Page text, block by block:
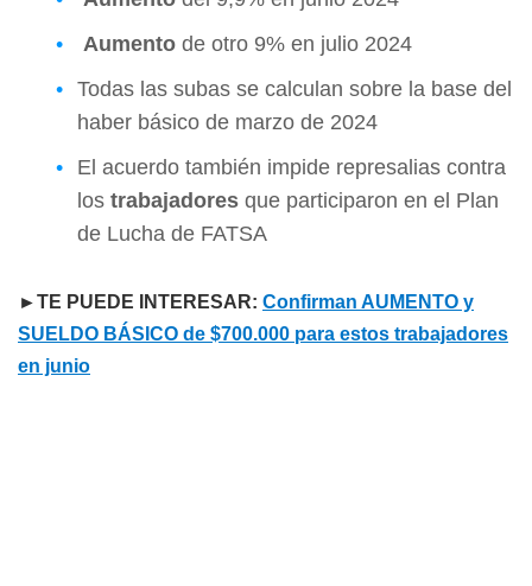
Aumento de otro 9% en julio 2024
Todas las subas se calculan sobre la base del
haber básico de marzo de 2024
El acuerdo también impide represalias contra
los trabajadores que participaron en el Plan
de Lucha de FATSA
►TE PUEDE INTERESAR: Confirman AUMENTO y
SUELDO BÁSICO de $700.000 para estos trabajadores
en junio